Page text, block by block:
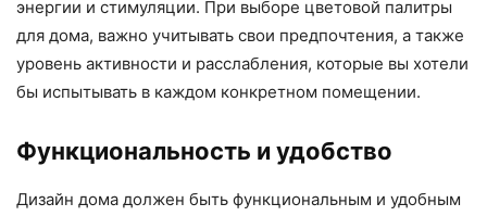
энергии и стимуляции. При выборе цветовой палитры
для дома, важно учитывать свои предпочтения, а также
уровень активности и расслабления, которые вы хотели
бы испытывать в каждом конкретном помещении.
Функциональность и удобство
Дизайн дома должен быть функциональным и удобным